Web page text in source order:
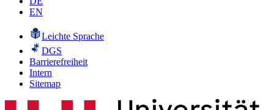
EN
Leichte Sprache
DGS
Barrierefreiheit
Intern
Sitemap